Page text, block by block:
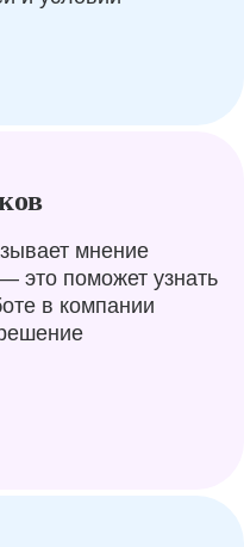
мнение
это поможет узнать
в компании